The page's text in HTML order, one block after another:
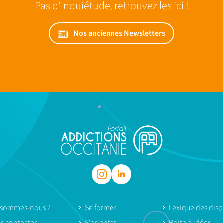
Pas d’inquiétude, retrouvez les ici !
Nos anciennes Newsletters
nous ?
Se former
Lexique des